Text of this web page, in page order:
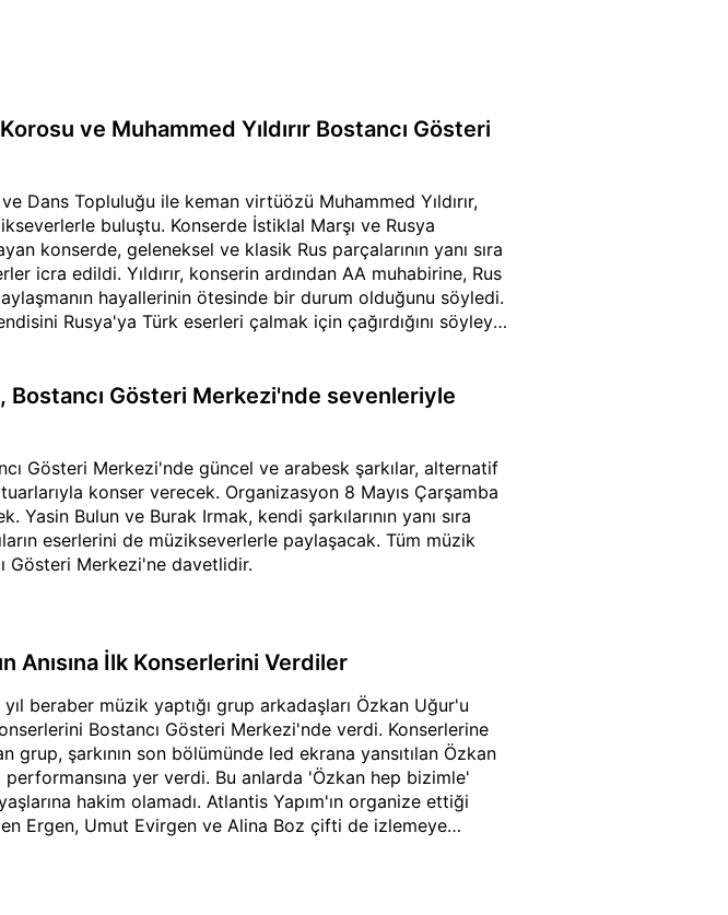
ve Muhammed Yıldırır Bostancı Gösteri
Dans Topluluğu ile keman virtüözü Muhammed Yıldırır,
buluştu. Konserde İstiklal Marşı ve Rusya
konserde, geleneksel ve klasik Rus parçalarının yanı sıra
icra edildi. Yıldırır, konserin ardından AA muhabirine, Rus
hayallerinin ötesinde bir durum olduğunu söyledi.
Rusya'ya Türk eserleri çalmak için çağırdığını söyleyen
Bostancı Gösteri Merkezi'nde sevenleriyle
Gösteri Merkezi'nde güncel ve arabesk şarkılar, alternatif
konser verecek. Organizasyon 8 Mayıs Çarşamba
Yasin Bulun ve Burak Irmak, kendi şarkılarının yanı sıra
eserlerini de müzikseverlerle paylaşacak. Tüm müzik
Gösteri Merkezi'ne davetlidir.
Anısına İlk Konserlerini Verdiler
beraber müzik yaptığı grup arkadaşları Özkan Uğur'u
Bostancı Gösteri Merkezi'nde verdi. Konserlerine
grup, şarkının son bölümünde led ekrana yansıtılan Özkan
performansına yer verdi. Bu anlarda 'Özkan hep bizimle'
hakim olamadı. Atlantis Yapım'ın organize ettiği
Ergen, Umut Evirgen ve Alina Boz çifti de izlemeye